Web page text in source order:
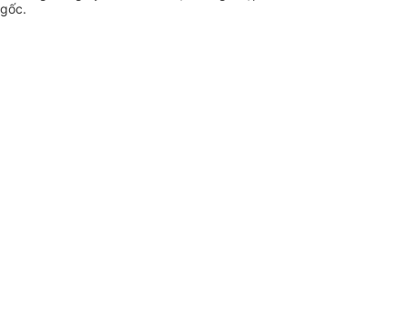
gốc.